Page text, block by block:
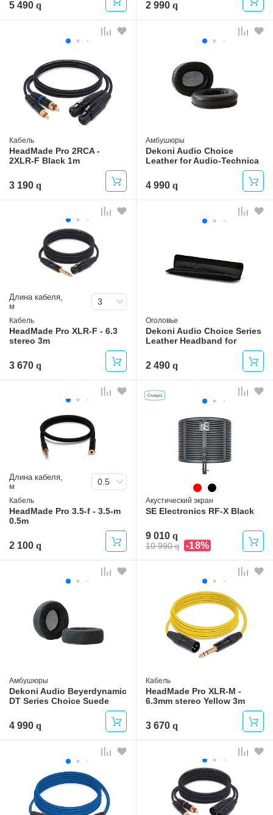
5 490 2 990
Кабель
HeadMade Pro 2RCA -
2XLR-F Black 1m
3 190
Амбушюры
Dekoni Audio Choice
Leather for Audio-Technica
4 990
Длина кабеля,
м
3
Кабель
HeadMade Pro XLR-F - 6.3
stereo 3m
3 670
Оголовье
Dekoni Audio Choice Series
Leather Headband for
2 490
Длина кабеля,
м
0.5
Кабель
HeadMade Pro 3.5-f - 3.5-m
0.5m
2 100
Акустический экран
SE Electronics RF-X Black
9 010
10 990 -18%
Амбушюры
Dekoni Audio Beyerdynamic
DT Series Choice Suede
4 990
Кабель
HeadMade Pro XLR-M -
6.3mm stereo Yellow 3m
3 670